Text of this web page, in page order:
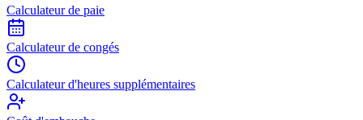
Calculateur de paie
Calculateur de congés
Calculateur d'heures supplémentaires